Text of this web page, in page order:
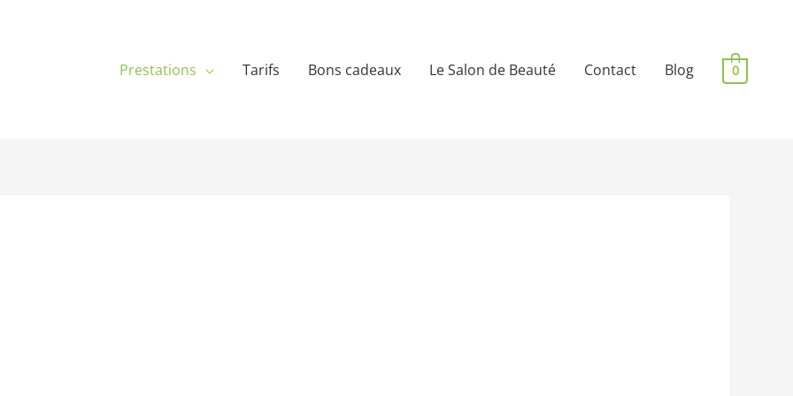
Prestations Tarifs Bons cadeaux Le Salon de Beauté Contact Blog 0